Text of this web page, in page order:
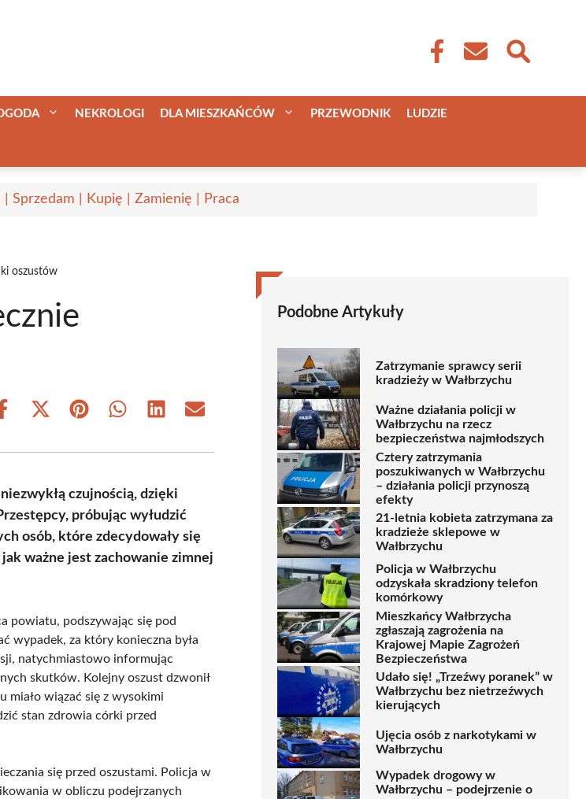
NEKROLOGI DLA MIESZKAŃCÓW PRZEWODNIK LUDZIE
| Sprzedam | Kupię | Zamienię | Praca
oszustów
Share
Share
(Twitter)
Share Share Share Share
czujnością, dzięki
próbując wyłudzić
osób, które zdecydowały się
ważne jest zachowanie zimnej
powiatu, podszywając się pod
wypadek, za który konieczna była
natychmiastowo informując
skutków. Kolejny oszust dzwonił
miało wiązać się z wysokimi
stan zdrowia córki przed
się przed oszustami. Policja w
w obliczu podejrzanych
Podobne Artykuły
Zatrzymanie sprawcy serii
kradzieży w Wałbrzychu
Ważne działania policji w
Wałbrzychu na rzecz
bezpieczeństwa najmłodszych
Cztery zatrzymania
poszukiwanych w Wałbrzychu
– działania policji przynoszą
efekty
21-letnia kobieta zatrzymana za
kradzieże sklepowe w
Wałbrzychu
Policja w Wałbrzychu
odzyskała skradziony telefon
komórkowy
Mieszkańcy Wałbrzycha
zgłaszają zagrożenia na
Krajowej Mapie Zagrożeń
Bezpieczeństwa
Udało się! „Trzeźwy poranek” w
Wałbrzychu bez nietrzeźwych
kierujących
Ujęcia osób z narkotykami w
Wałbrzychu
Wypadek drogowy w
Wałbrzychu – podejrzenie o